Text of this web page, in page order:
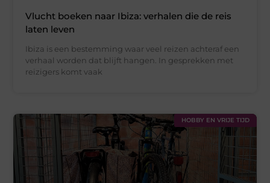
Vlucht boeken naar Ibiza: verhalen die de reis
laten leven
Ibiza is een bestemming waar veel reizen achteraf een
verhaal worden dat blijft hangen. In gesprekken met
reizigers komt vaak
HOBBY EN VRIJE TIJD